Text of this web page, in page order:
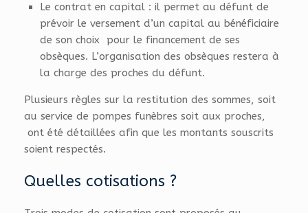
Le contrat en capital : il permet au défunt de
prévoir le versement d’un capital au bénéficiaire
de son choix pour le financement de ses
obsèques. L’organisation des obsèques restera à
la charge des proches du défunt.
Plusieurs règles sur la restitution des sommes, soit
au service de pompes funèbres soit aux proches,
ont été détaillées afin que les montants souscrits
soient respectés.
Quelles cotisations ?